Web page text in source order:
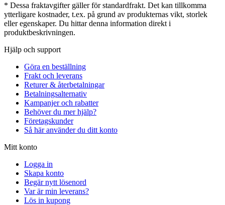
* Dessa fraktavgifter gäller för standardfrakt. Det kan tillkomma
ytterligare kostnader, t.ex. på grund av produkternas vikt, storlek
eller egenskaper. Du hittar denna information direkt i
produktbeskrivningen.
Hjälp och support
Göra en beställning
Frakt och leverans
Returer & återbetalningar
Betalningsalternativ
Kampanjer och rabatter
Behöver du mer hjälp?
Företagskunder
Så här använder du ditt konto
Mitt konto
Logga in
Skapa konto
Begär nytt lösenord
Var är min leverans?
Lös in kupong